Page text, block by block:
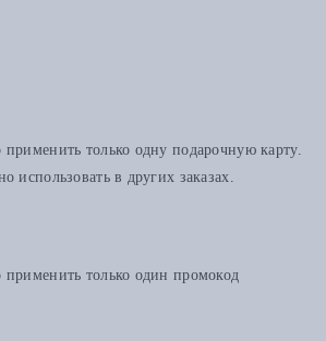
только одну подарочную карту.
использовать в других заказах.
только один промокод